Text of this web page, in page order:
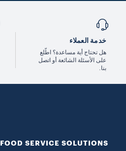
خدمة العملاء
هل تحتاج أية مساعدة؟ اطّلع
على الأسئلة الشائعة أو اتصل
بنا.
FOOD SERVICE SOLUTIONS